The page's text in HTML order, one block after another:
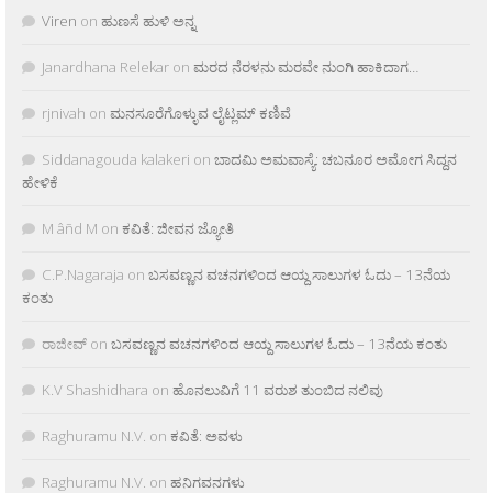
Viren on ಹುಣಸೆ ಹುಳಿ ಅನ್ನ
Janardhana Relekar on ಮರದ ನೆರಳನು ಮರವೇ ನುಂಗಿ ಹಾಕಿದಾಗ…
rjnivah on ಮನಸೂರೆಗೊಳ್ಳುವ ಲೈಟ್ಲಮ್ ಕಣಿವೆ
Siddanagouda kalakeri on ಬಾದಮಿ ಅಮವಾಸ್ಯೆ: ಚಬನೂರ ಅಮೋಗ ಸಿದ್ದನ
ಹೇಳಿಕೆ
M âñd M on ಕವಿತೆ: ಜೀವನ ಜ್ಯೋತಿ
C.P.Nagaraja on ಬಸವಣ್ಣನ ವಚನಗಳಿಂದ ಆಯ್ದ ಸಾಲುಗಳ ಓದು – 13ನೆಯ
ಕಂತು
ರಾಜೀವ್ on ಬಸವಣ್ಣನ ವಚನಗಳಿಂದ ಆಯ್ದ ಸಾಲುಗಳ ಓದು – 13ನೆಯ ಕಂತು
K.V Shashidhara on ಹೊನಲುವಿಗೆ 11 ವರುಶ ತುಂಬಿದ ನಲಿವು
Raghuramu N.V. on ಕವಿತೆ: ಅವಳು
Raghuramu N.V. on ಹನಿಗವನಗಳು